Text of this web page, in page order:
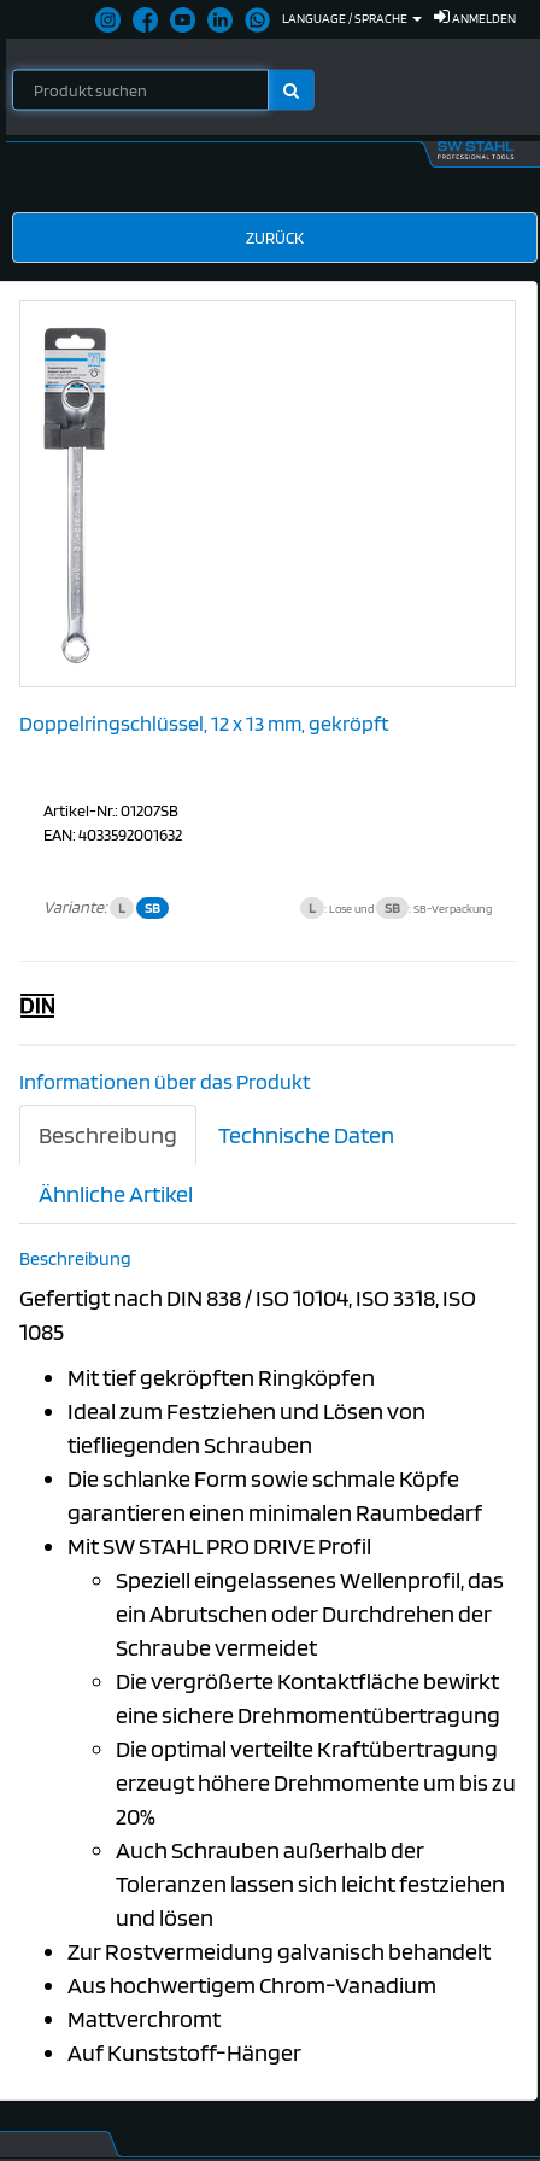
ANMELDEN
LANGUAGE / SPRACHE
Doppelringschlüssel, 12 x 13 mm, gekröpft
Artikel-Nr.: 01207SB
EAN: 4033592001632
Variante: L SB L : Lose und SB : SB-Verpackung
Informationen über das Produkt
Beschreibung Technische Daten
Ähnliche Artikel
Beschreibung
Gefertigt nach DIN 838 / ISO 10104, ISO 3318, ISO
1085
Mit tief gekröpften Ringköpfen
Ideal zum Festziehen und Lösen von
tiefliegenden Schrauben
Die schlanke Form sowie schmale Köpfe
garantieren einen minimalen Raumbedarf
Mit SW STAHL PRO DRIVE Profil
Speziell eingelassenes Wellenprofil, das
ein Abrutschen oder Durchdrehen der
Schraube vermeidet
Die vergrößerte Kontaktfläche bewirkt
eine sichere Drehmomentübertragung
Die optimal verteilte Kraftübertragung
erzeugt höhere Drehmomente um bis zu
20%
Auch Schrauben außerhalb der
Toleranzen lassen sich leicht festziehen
und lösen
Zur Rostvermeidung galvanisch behandelt
Aus hochwertigem Chrom-Vanadium
Mattverchromt
Auf Kunststoff-Hänger